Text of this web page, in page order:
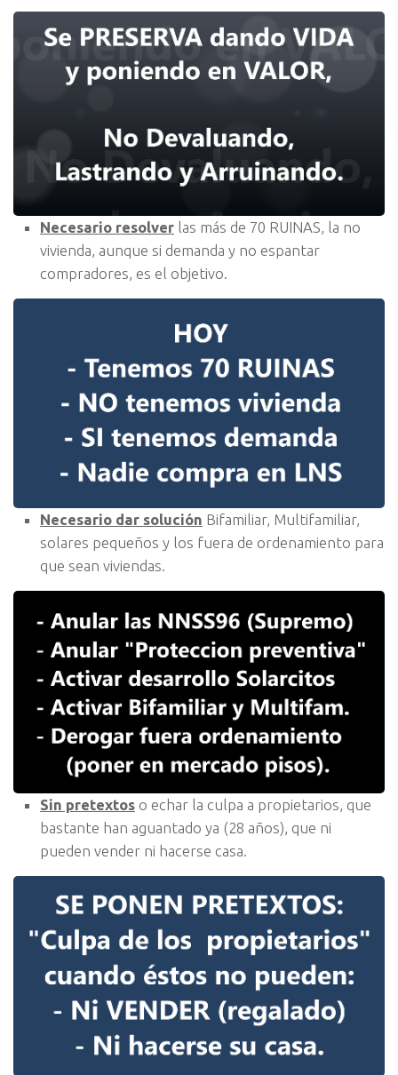
Necesario resolver las más de 70 RUINAS, la no
vivienda, aunque si demanda y no espantar
compradores, es el objetivo.
Necesario dar solución Bifamiliar, Multifamiliar,
solares pequeños y los fuera de ordenamiento para
que sean viviendas.
Sin pretextos o echar la culpa a propietarios, que
bastante han aguantado ya (28 años), que ni
pueden vender ni hacerse casa.